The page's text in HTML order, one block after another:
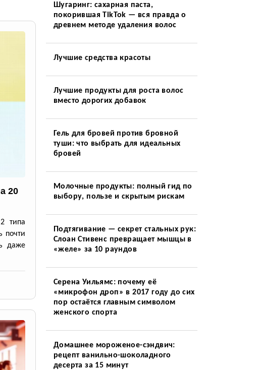
20
типа
почти
даже
Шугаринг: сахарная паста,
покорившая TikTok — вся правда о
древнем методе удаления волос
Лучшие средства красоты
Лучшие продукты для роста волос
вместо дорогих добавок
Гель для бровей против бровной
туши: что выбрать для идеальных
бровей
Молочные продукты: полный гид по
выбору, пользе и скрытым рискам
Подтягивание — секрет стальных рук:
Слоан Стивенс превращает мышцы в
«желе» за 10 раундов
Серена Уильямс: почему её
«микрофон дроп» в 2017 году до сих
пор остаётся главным символом
женского спорта
Домашнее мороженое-сэндвич:
рецепт ванильно-шоколадного
десерта за 15 минут